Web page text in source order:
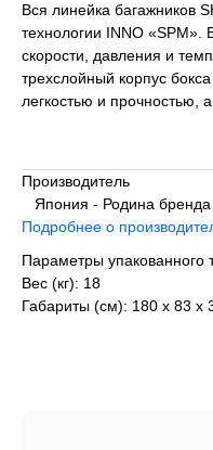
Вся линейка багажников
технологии INNO «SPM».
скорости, давления и
трехслойный корпус
легкостью и прочностью,
Производитель
Япония - Родина бренда
Подробнее о
Параметры упакованного
Вес (кг): 18
Габариты (см): 180 х 83 х